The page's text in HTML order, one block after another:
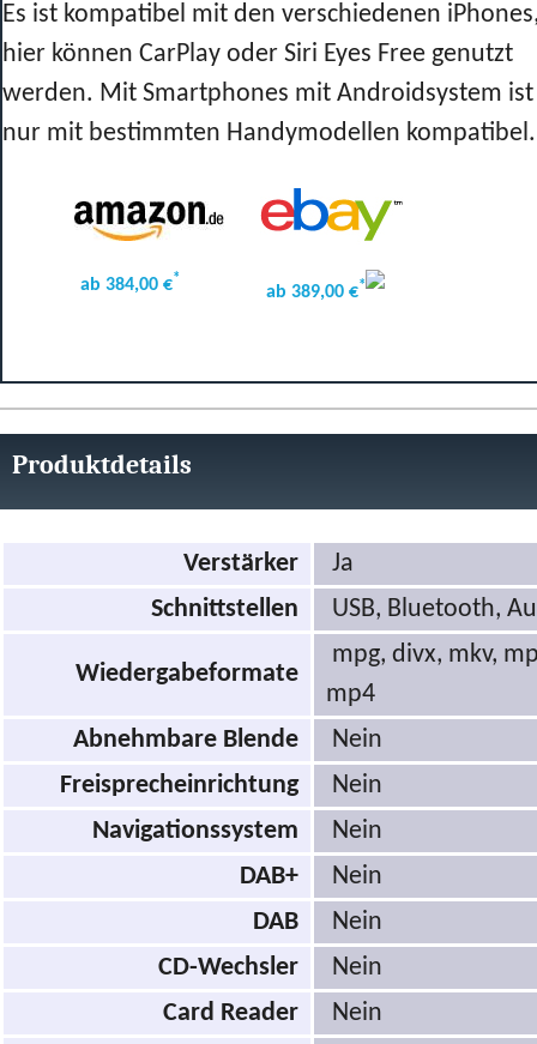
Es ist kompatibel mit den verschiedenen
hier können CarPlay oder Siri Eyes Free genutzt
werden. Mit Smartphones mit Androidsystem ist
nur mit bestimmten Handymodellen kompatibel.
ab 384,00 €*
ab 389,00 €*
Produktdetails
Verstärker
Ja
Schnittstellen
USB, Bluetooth,
Wiedergabeformate
mpg, divx, mkv,
mp4
Abnehmbare Blende
Nein
Freisprecheinrichtung
Nein
Navigationssystem
Nein
DAB+
Nein
DAB
Nein
CD-Wechsler
Nein
Card Reader
Nein